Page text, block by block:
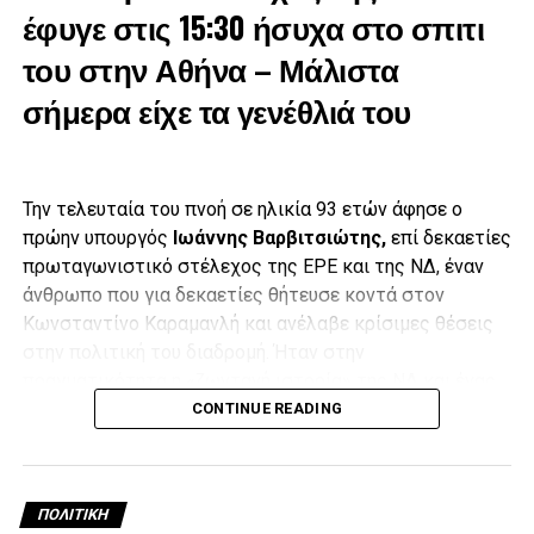
Έπειτα, με δάκρυα στα μάτια και λυγίζοντας πολλές φορές
από τη συγκίνηση,ο γιος του Μιλτιάδης Βαρβιτσιώτης
ενώ τόνισε ότι οι περισσότεροι τον αποχαιρετούν όχι μόνο
έφυγε στις 15:30 ήσυχα στο σπιτι
του στην Αθήνα – Μάλιστα
σήμερα είχε τα γενέθλιά του
Την τελευταία του πνοή σε ηλικία 93 ετών άφησε ο
πρώην υπουργός Ιωάννης Βαρβιτσιώτης,επί δεκαετίες
πρωταγωνιστικό στέλεχος της ΕΡΕ και της ΝΔ, έναν
άνθρωπο που για δεκαετίες θήτευσε κοντά στον
Κωνσταντίνο Καραμανλή και ανέλαβε κρίσιμες θέσεις
από τους ελάχιστους εν ζωή προδικτατορικούς
χρόνια από αρκετά προβλήματα υγείας που είχαν
CONTINUE READING
ΠΟΛΙΤΙΚΉ